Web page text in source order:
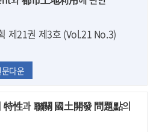
제21권 제3호 (Vol.21 No.3)
다운
特性과 聯關 國土開發 問題點의